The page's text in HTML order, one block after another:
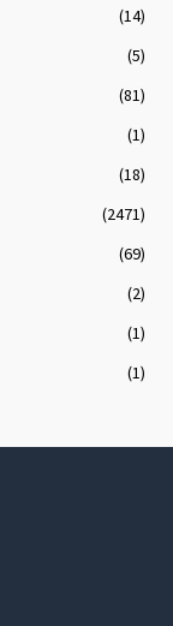
(14)
(5)
(81)
(1)
(18)
(2471)
(69)
(2)
(1)
(1)